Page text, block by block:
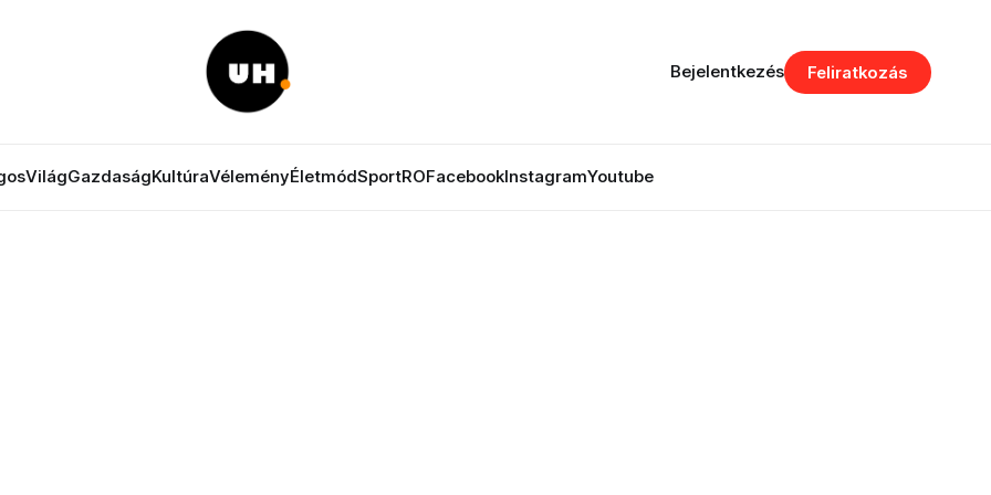
VilágGazdaságKultúraVéleményÉletmódSportROFacebookInstagramYoutube
Bejelentkezés Feliratkozás